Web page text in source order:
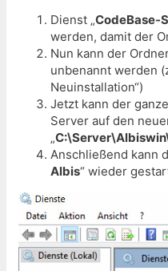
Dienst „CodeBase-
werden, damit der
Nun kann der
unbenannt werden
Neuinstallation“)
Jetzt kann der
Server auf den
„
Anschließend kann
Albis“ wieder